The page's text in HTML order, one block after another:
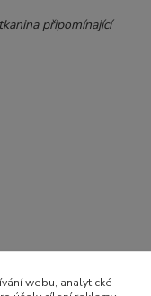
připomínající
webu, analytické